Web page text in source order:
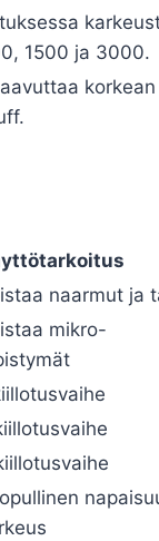
1500 ja 3000.
naarmut ja
mikro-